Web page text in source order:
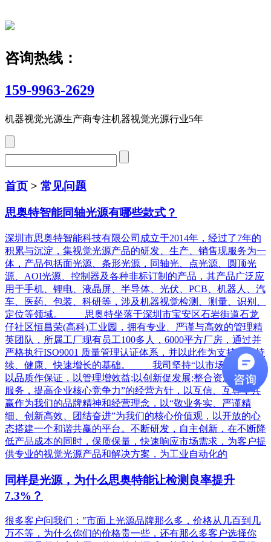
咨询热线：
159-9963-2629
机器视觉光源生产商专注机器视觉光源行业5年
首页 > 常见问题
思奥特智能同轴光源有哪些款式？
深圳市思奥特智能科技有限公司成立于2014年，经过了7年的
积累与沉淀，集视觉光源产品的研发、生产、销售现服务为一
体，产品包括面光源、条形光源，同轴光、点光源、圆顶光
源、AOI光源、控制器及各种非标订制的产品，其产品广泛应
用于手机、锂电、液晶屏、半导体、光伏、PCB、机器人、汽
车、医药、包装、科研等，涉及机器视觉检测、测量、识别、
定位等领域。 思奥特坐落于深圳市宝安区石岩街道石龙
仔社区恒昌荣(高科)工业园，拥有专业、严谨与高效的管理精
英团队，所属工厂现有员工100多人，6000平方厂房，通过并
严格执行ISO9001 质量管理认证体系，并以此作为支持我司持
续、健康、快速增长的基础。 我司坚持“以市场为导向，
以品质作保证，以管理增效益;以创新促发展;整合资源，强化
服务，提高企业核心竞争力”的经营方针，以互信、互尊，共
赢作为我们的品牌精神和经营理念，以“敬业务实、严谨精
细、创新高效、团结奋进”为我们的核心价值观，以开放的心
态搭建一个和谐共赢的平台。不断研发，自主创新，在不断降
低产品成本的同时，保质保量，快速响应市场需求，为客户提
供专业的视觉光源产品和解决方案，为工业自动化的
​同样是光源，为什么思奥特能让检测良率提升
7.3%？
很多客户问我们："市面上光源品牌那么多，价格从几百到几
万不等，为什么你们的价格贵一些，还有那么多客户选择你